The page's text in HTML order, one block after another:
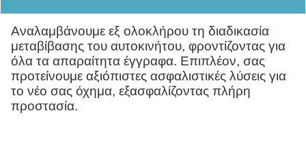
Αναλαμβάνουμε εξ ολοκλήρου τη διαδικασία
μεταβίβασης του αυτοκινήτου, φροντίζοντας για
όλα τα απαραίτητα έγγραφα. Επιπλέον, σας
προτείνουμε αξιόπιστες ασφαλιστικές λύσεις για
το νέο σας όχημα, εξασφαλίζοντας πλήρη
προστασία.